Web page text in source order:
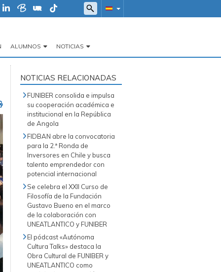
ALUMNOS NOTICIAS
NOTICIAS RELACIONADAS
FUNIBER consolida e impulsa
su cooperación académica e
institucional en la República
de Angola
FIDBAN abre la convocatoria
para la 2.ª Ronda de
Inversores en Chile y busca
talento emprendedor con
potencial internacional
Se celebra el XXII Curso de
Filosofía de la Fundación
Gustavo Bueno en el marco
de la colaboración con
UNEATLANTICO y FUNIBER
El pódcast «Autónoma
Cultura Talks» destaca la
Obra Cultural de FUNIBER y
UNEATLANTICO como